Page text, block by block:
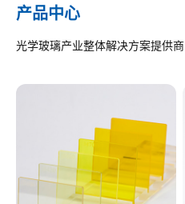
产品中心
光学玻璃产业整体解决方案提供商